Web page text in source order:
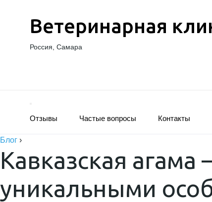
Ветеринарная
Россия, Самара
Отзывы Частые вопросы Контакты
Блог ›
Кавказская агама
уникальными